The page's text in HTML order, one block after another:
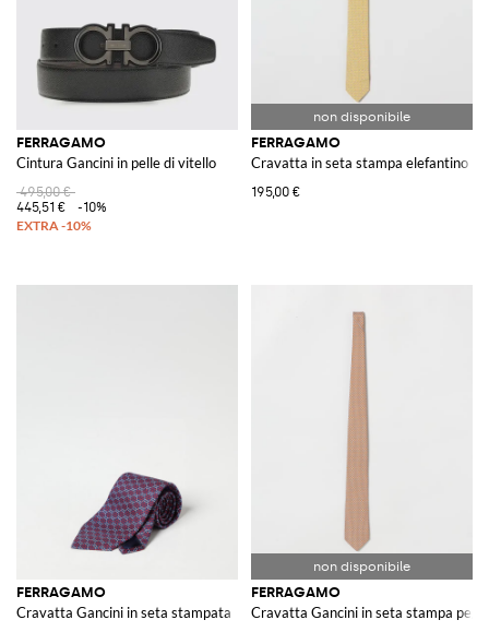
FERRAGAMO
Cintura Gancini in pelle di vitello
495,00 €
445,51 €
-10%
FERRAGAMO
Cravatta in seta stampa elefantino
195,00 €
FERRAGAMO
Cravatta Gancini in seta stampata
FERRAGAMO
Cravatta Gancini in seta stampa